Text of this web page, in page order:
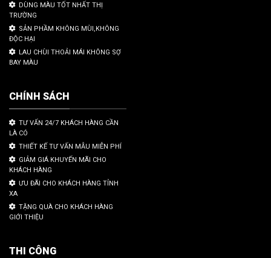
DÙNG MÀU TỐT NHẤT THỊ
TRƯỜNG
SẢN PHẦM KHÔNG MÙI,KHÔNG
ĐỘC HẠI
LAU CHÙI THOẢI MÁI KHÔNG SỢ
BAY MÀU
CHÍNH SÁCH
TƯ VẤN 24/7 KHÁCH HÀNG CẦN
LÀ CÓ
THIẾT KẾ TƯ VẤN MẪU MIỄN PHÍ
GIẢM GIÁ KHUYẾN MÃI CHO
KHÁCH HÀNG
ƯU ĐÃI CHO KHÁCH HÀNG TỈNH
XA
TẶNG QUÀ CHO KHÁCH HÀNG
GIỚI THIỆU
THI CÔNG